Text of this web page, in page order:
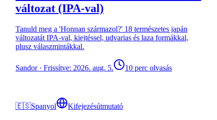
változat (IPA-val)
Tanuld meg a 'Honnan származol?' 18 természetes japán
változatát IPA-val, kiejtéssel, udvarias és laza formákkal,
plusz válaszmintákkal.
Sandor· Frissítve: 2026. aug. 5. 10 perc olvasás
🇪🇸Spanyol Kifejezésútmutató